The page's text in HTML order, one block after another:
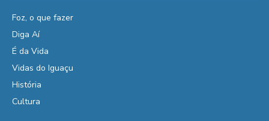
Foz, o que fazer
Diga Aí
É da Vida
Vidas do Iguaçu
História
Cultura